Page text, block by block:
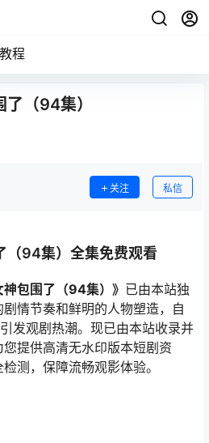
程
（94集）
关注 私信
（94集）全集免费观看
神包围了（94集）》 已由本站独
情节奏和鲜明的人物塑造，自
发观剧热潮。现已由本站收录并
提供高清无水印版本短剧资
测，保障流畅观影体验。